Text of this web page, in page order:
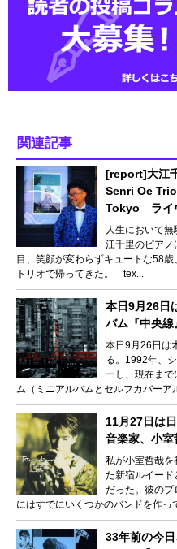
関連記事
[report]大江
Senri Oe
Tokyo ライ
人生において
江千里のピア
目、笑顔が変わらずキュートな58
トリオで帰ってきた。 tex...
本日9月26日
バム『中央線
本日9月26日は
る。1992年、
ーし、現在ま
ム（ミニアルバムとセルフカバーア
11月27日は
音楽家、小室
私が小室哲哉を
た新宿ルイー
だった。彼のプ
にはすでにいくつかのバンドを作っ
33年前の今